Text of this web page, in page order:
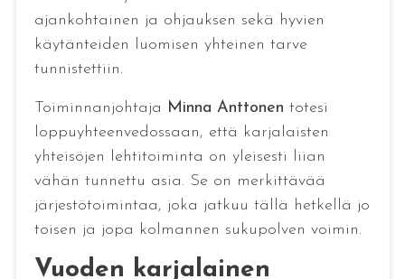
ajankohtainen ja ohjauksen sekä hyvien
käytänteiden luomisen yhteinen tarve
tunnistettiin.
Toiminnanjohtaja Minna Anttonen totesi
loppuyhteenvedossaan, että karjalaisten
yhteisöjen lehtitoiminta on yleisesti liian
vähän tunnettu asia. Se on merkittävää
järjestötoimintaa, joka jatkuu tällä hetkellä jo
toisen ja jopa kolmannen sukupolven voimin.
Vuoden karjalainen